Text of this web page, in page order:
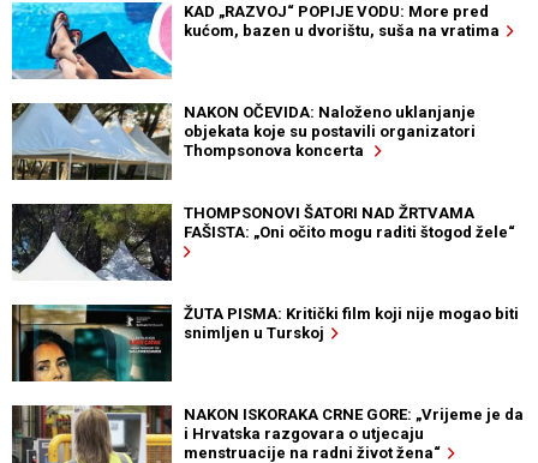
KAD „RAZVOJ“ POPIJE VODU: More pred
kućom, bazen u dvorištu, suša na vratima
NAKON OČEVIDA: Naloženo uklanjanje
objekata koje su postavili organizatori
Thompsonova koncerta
THOMPSONOVI ŠATORI NAD ŽRTVAMA
FAŠISTA: „Oni očito mogu raditi štogod žele“
ŽUTA PISMA: Kritički film koji nije mogao biti
snimljen u Turskoj
NAKON ISKORAKA CRNE GORE: „Vrijeme je da
i Hrvatska razgovara o utjecaju
menstruacije na radni život žena“